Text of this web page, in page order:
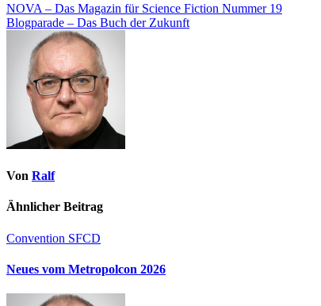
NOVA – Das Magazin für Science Fiction Nummer 19
Blogparade – Das Buch der Zukunft
Von Ralf
Ähnlicher Beitrag
Convention SFCD
Neues vom Metropolcon 2026